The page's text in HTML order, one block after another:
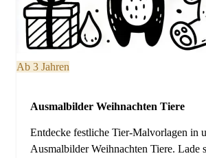
Ab 3 Jahren
Ausmalbilder Weihnachten Tiere
Entdecke festliche Tier-Malvorlagen in
Ausmalbilder Weihnachten Tiere. Lade